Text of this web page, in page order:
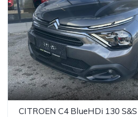
CITROEN C4 BlueHDi 130